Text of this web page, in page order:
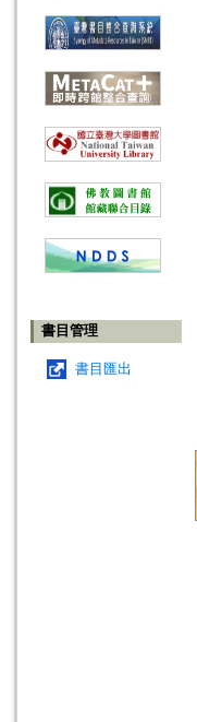
書目管理
書目匯出